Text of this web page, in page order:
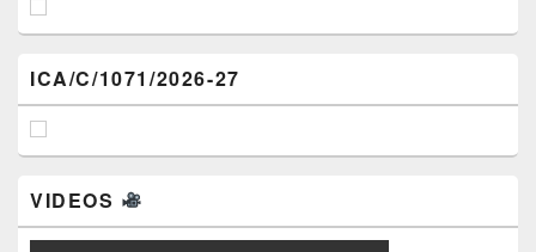
ICA/C/1071/2026-27
VIDEOS